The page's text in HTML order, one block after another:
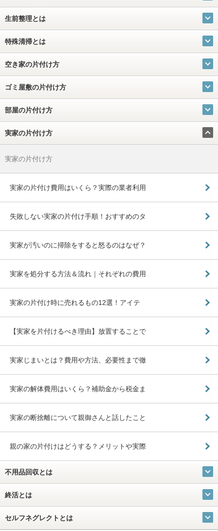
生前整理とは
特殊清掃とは
空き家の片付け方
ゴミ屋敷の片付け方
部屋の片付け方
実家の片付け方
実家の片付け方
実家の片付け費用はいくら？実際の業者利用
失敗しない実家の片付け手順！おすすめのタ
実家が汚いのに掃除をすると怒るのはなぜ？
実家を処分する方法＆流れ｜それぞれの費用
実家の片付け時に売れるもの12選！アイテ
【実家を片付けるべき理由】放置することで
実家じまいとは？費用や方法、必要性まで徹
実家の解体費用はいくら？補助金から税金ま
実家の断捨離について親御さんと話したこと
親の家の片付けはどうする？メリットや実際
不用品回収とは
終活とは
セルフネグレクトとは